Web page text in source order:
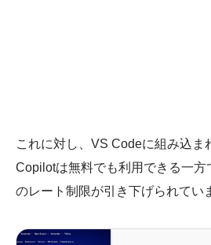
これに対し、VS Codeに組み込ま
Copilotは無料でも利用できる一方
のレート制限が引き下げられてい